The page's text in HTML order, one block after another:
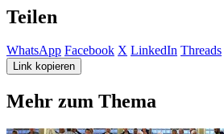
Teilen
WhatsApp Facebook X LinkedIn Threads
Link kopieren
Mehr zum Thema